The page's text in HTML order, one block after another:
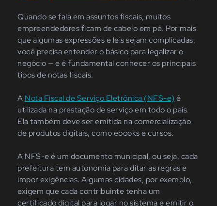
Quando se fala em assuntos fiscais, muitos
empreendedores ficam de cabelo em pé. Por mais
que algumas expressões e leis sejam complicadas,
você precisa entender o básico para legalizar o
negócio — e é fundamental conhecer os principais
tipos de notas fiscais.
A Nota Fiscal de Serviço Eletrônica (NFS-e)é
utilizada na prestação de serviço em todo o país.
Ela também deve ser emitida na comercialização
de produtos digitais, como ebooks e cursos.
A NFS-e é um documento municipal, ou seja, cada
prefeitura tem autonomia para ditar as regras e
impor exigências. Algumas cidades, por exemplo,
exigem que cada contribuinte tenha um
certificado digital para logar no sistema e emitir o